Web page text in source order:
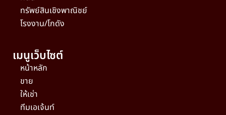
ทรัพย์สินเชิงพาณิชย์
โรงงาน/โกดัง
เมนูเว็บไซต์
หน้าหลัก
ขาย
ให้เช่า
ทีมเอเจ้นท์